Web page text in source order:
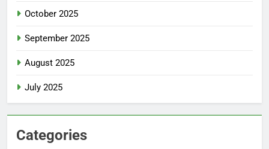
October 2025
September 2025
August 2025
July 2025
Categories